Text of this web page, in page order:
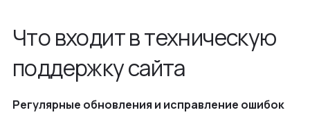
Что входит в техническую
поддержку сайта
Регулярные обновления и исправление ошибок